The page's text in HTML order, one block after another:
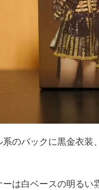
系のバックに黒金衣装
は白ベースの明るい